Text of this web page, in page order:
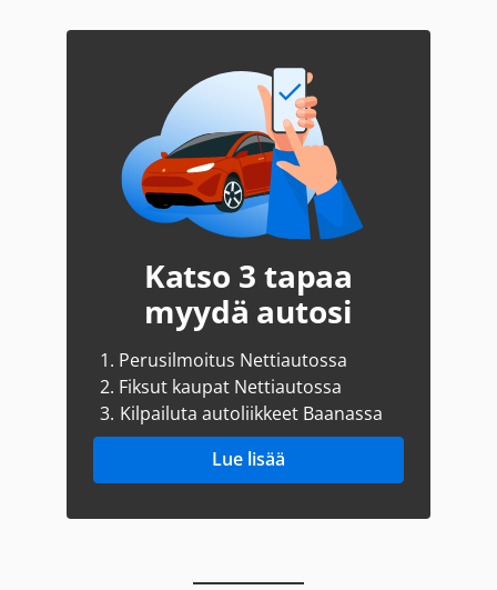
Katso 3 tapaa
myydä autosi
1. Perusilmoitus Nettiautossa
2. Fiksut kaupat Nettiautossa
3. Kilpailuta autoliikkeet Baanassa
Lue lisää